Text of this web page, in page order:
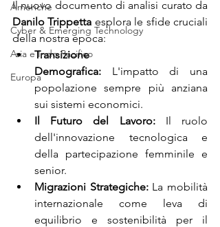
Americhe
Cyber & Emerging Technology
Asia e Indo Pacifico
Europa
Danilo Trippetta esplora le sfide cruciali
della nostra epoca:
Transizione
Demografica: L'impatto di una
popolazione sempre più anziana
sui sistemi economici.
Il Futuro del Lavoro: Il ruolo
dell'innovazione tecnologica e
della partecipazione femminile e
senior.
Migrazioni Strategiche: La mobilità
internazionale come leva di
equilibrio e sostenibilità per il